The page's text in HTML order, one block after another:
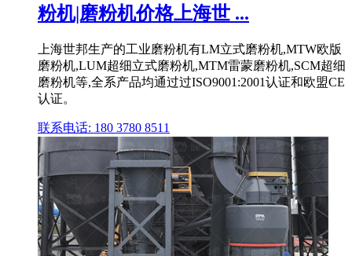
粉机|磨粉机价格上海世 ...
上海世邦生产的工业磨粉机有LM立式磨粉机,MTW欧版
磨粉机,LUM超细立式磨粉机,MTM雷蒙磨粉机,SCM超细
磨粉机等,全系产品均通过过ISO9001:2001认证和欧盟CE
认证。
联系电话: 180 3780 8511